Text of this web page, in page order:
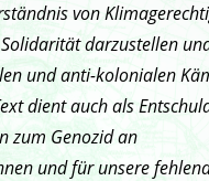
von
darzustellen
und anti-kolonialen
dient auch als
zum Genozid an
und für unsere